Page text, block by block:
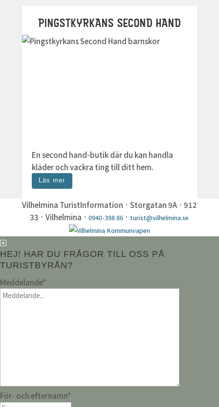
PINGSTKYRKANS SECOND HAND
En second hand-butik där du kan handla
kläder och vackra ting till ditt hem.
Läs mer
Vilhelmina TuristInformation · Storgatan 9A · 912
33 · Vilhelmina ·0940-398 86 · turist@vilhelmina.se
HEJ! HAR DU FRÅGOR TILL OSS PÅ
TURISTBYRÅN?
Meddelande*
För- och efternamn*